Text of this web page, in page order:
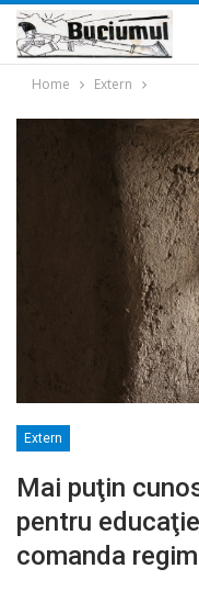
Home Extern
Extern
Mai puţin
pentru
comanda